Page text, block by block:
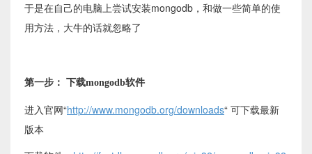
于是在自己的电脑上尝试安装mongodb，和做一些简单的使
用方法，大牛的话就忽略了
第一步： 下载mongodb软件
进入官网“http://www.mongodb.org/downloads“ 可下载最新
版本